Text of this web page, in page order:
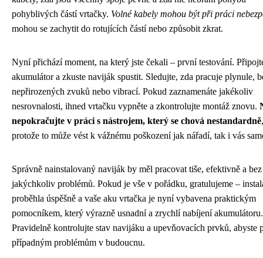
pohyblivých částí vrtačky. Volné kabely mohou být při práci
mohou se zachytit do rotujících částí nebo způsobit zkrat.
Nyní přichází moment, na který jste čekali – první testování.
akumulátor a zkuste naviják spustit. Sledujte, zda pracuje plynule,
nepřirozených zvuků nebo vibrací. Pokud zaznamenáte jakékoliv
nesrovnalosti, ihned vrtačku vypněte a zkontrolujte montáž znovu.
nepokračujte v práci s nástrojem, který se chová nestandardně,
protože to může vést k vážnému poškození jak nářadí, tak i vás
Správně nainstalovaný naviják by měl pracovat tiše, efektivně a bez
jakýchkoliv problémů. Pokud je vše v pořádku, gratulujeme –
proběhla úspěšně a vaše aku vrtačka je nyní vybavena praktickým
pomocníkem, který výrazně usnadní a zrychlí nabíjení akumulátoru.
Pravidelně kontrolujte stav navijáku a upevňovacích prvků, abyste
případným problémům v budoucnu.